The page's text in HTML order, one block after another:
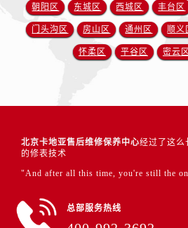
朝阳区 东城区 西城区 丰台区
门头沟区 房山区 通州区 顺义
怀柔区 平谷区 密云区
北京卡地亚售后维修保养中心经过了这么
的修表技术
"And after all this time, you're still the
总部服务热线